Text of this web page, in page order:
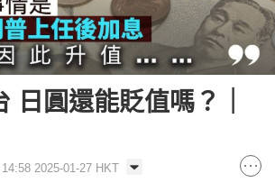
日圓還能貶值嗎？｜
2025-01-27 HKT